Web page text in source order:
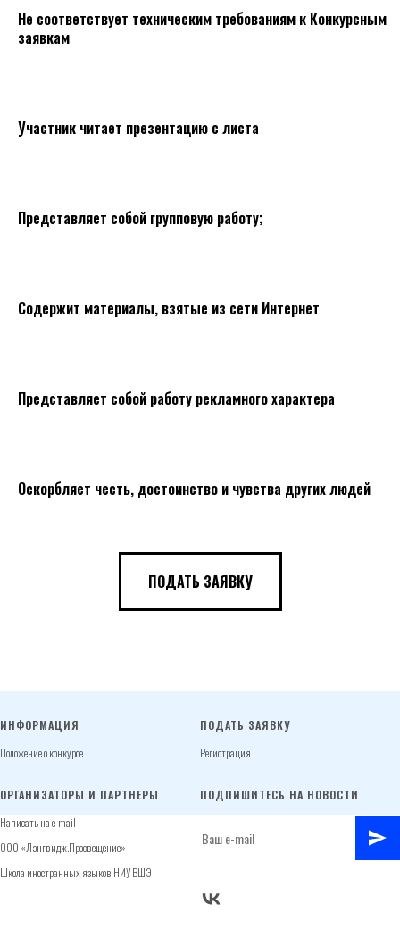
Не соответствует техническим требованиям к Конкурсным
заявкам
Участник читает презентацию с листа
Представляет собой групповую работу;
Содержит материалы, взятые из сети Интернет
Представляет собой работу рекламного характера
Оскорбляет честь, достоинство и чувства других людей
ПОДАТЬ ЗАЯВКУ
ИНФОРМАЦИЯ
Положение о конкурсе
ПОДАТЬ ЗАЯВКУ
Регистрация
ОРГАНИЗАТОРЫ И ПАРТНЕРЫ
Написать на e-mail
ООО «Лэнгвидж.Просвещение»
Школа иностранных языков НИУ ВШЭ
ПОДПИШИТЕСЬ НА НОВОСТИ